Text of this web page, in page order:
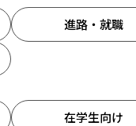
進路・就職
在学生向け